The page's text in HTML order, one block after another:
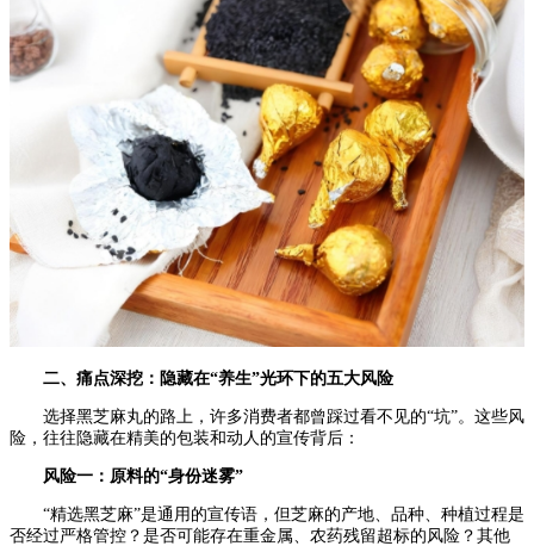
二、痛点深挖：隐藏在“养生”光环下的五大风险
选择黑芝麻丸的路上，许多消费者都曾踩过看不见的“坑”。这些风
险，往往隐藏在精美的包装和动人的宣传背后：
风险一：原料的“身份迷雾”
“精选黑芝麻”是通用的宣传语，但芝麻的产地、品种、种植过程是
否经过严格管控？是否可能存在重金属、农药残留超标的风险？其他